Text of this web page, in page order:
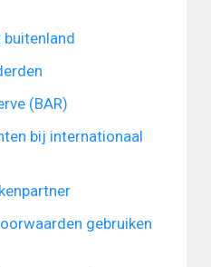
(BAR)
bij internationaal
gebruiken